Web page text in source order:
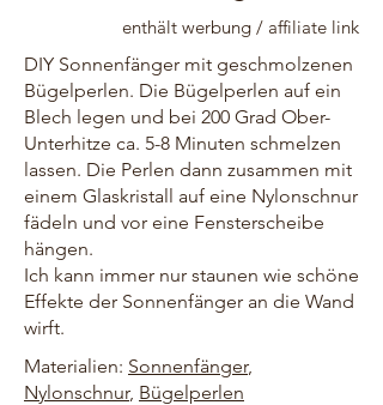
enthält werbung / affiliate link
DIY Sonnenfänger mit geschmolzenen
Bügelperlen. Die Bügelperlen auf ein
Blech legen und bei 200 Grad Ober-
Unterhitze ca. 5-8 Minuten schmelzen
lassen. Die Perlen dann zusammen mit
einem Glaskristall auf eine Nylonschnur
fädeln und vor eine Fensterscheibe
hängen.
Ich kann immer nur staunen wie schöne
Effekte der Sonnenfänger an die Wand
wirft.
Materialien: Sonnenfänger,
Nylonschnur, Bügelperlen